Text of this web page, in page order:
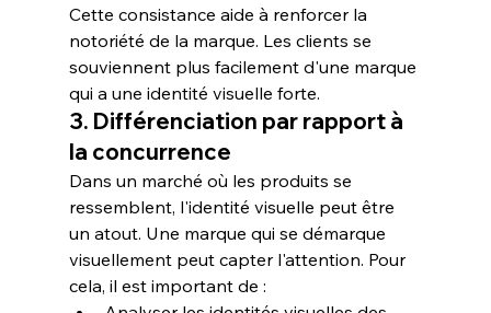
Cette consistance aide à renforcer la
notoriété de la marque. Les clients se
souviennent plus facilement d'une marque
qui a une identité visuelle forte.
3. Différenciation par rapport à
la concurrence
Dans un marché où les produits se
ressemblent, l'identité visuelle peut être
un atout. Une marque qui se démarque
visuellement peut capter l'attention. Pour
cela, il est important de :